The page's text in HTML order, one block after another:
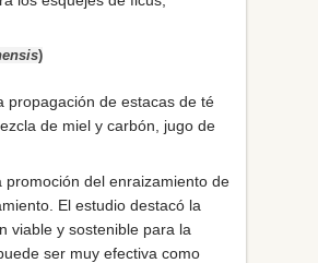
)
propagación de estacas de té
de miel y carbón, jugo de
del enraizamiento de
El estudio destacó la
viable y sostenible para la
ser muy efectiva como